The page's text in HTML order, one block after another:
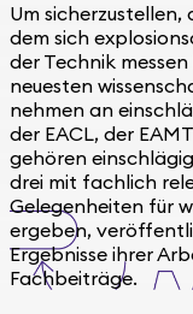
Um sicherzustellen,
dem sich
der Technik
neuesten
nehmen an
der EACL, der
gehören
drei mit fachlich
Gelegenheiten für
ergeben,
Ergebnisse ihrer
Fachbeiträge.